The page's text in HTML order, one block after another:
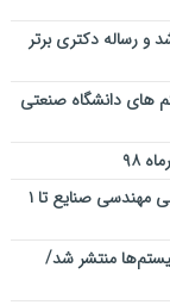
سخنرانی دکتر علیرضا فیض بخش با عنوان آینده پژوهی نظام بانکداری / ۹
و رساله دکتری برتر
دانشگاه صنعتی
مهلت ارسال مقالات به شانزدهمین کنفرانس بین المللی مهندسی صنایع تا ۱
منتشر شد/